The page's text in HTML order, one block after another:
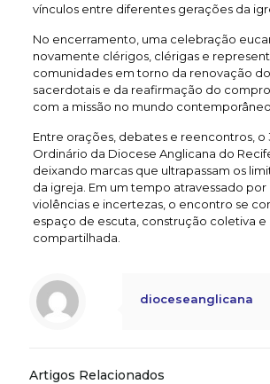
vínculos entre diferentes gerações da
No encerramento, uma celebração
novamente clérigos, clérigas e
comunidades em torno da renovação
sacerdotais e da reafirmação do
com a missão no mundo contemporâneo.
Entre orações, debates e reencontros, o
Ordinário da Diocese Anglicana do
deixando marcas que ultrapassam os
da igreja. Em um tempo atravessado por
violências e incertezas, o encontro se
espaço de escuta, construção coletiva e
compartilhada.
dioceseanglicana
Artigos Relacionados